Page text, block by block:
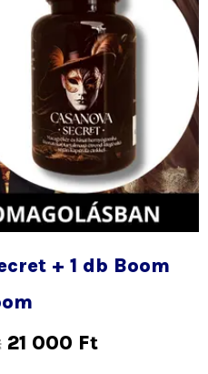
+ 1 db Boom
21 000 Ft